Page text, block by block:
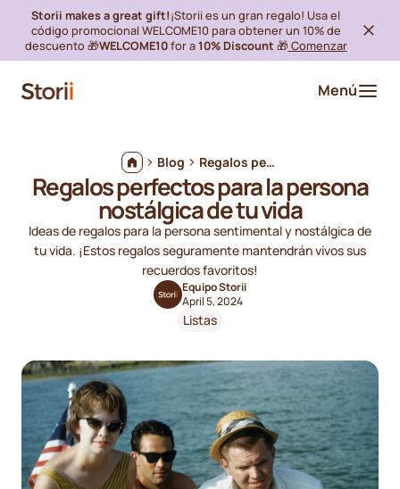
Storii makes a great gift!¡Storii es un gran regalo! Usa el
código promocional WELCOME10 para obtener un 10% de
descuento 🎁WELCOME10for a10% Discount 🎁 Comenzar
Menú
Blog Regalos perfectos para la persona nostálgica de tu vida
Regalos perfectos para la persona
nostálgica de tu vida
Ideas de regalos para la persona sentimental y nostálgica de
tu vida. ¡Estos regalos seguramente mantendrán vivos sus
recuerdos favoritos!
Equipo Storii
April 5, 2024
Listas